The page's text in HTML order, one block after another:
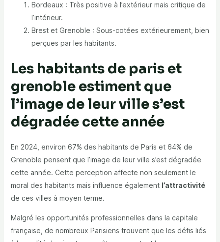
Bordeaux : Très positive à l’extérieur mais critique de
l’intérieur.
Brest et Grenoble : Sous-cotées extérieurement, bien
perçues par les habitants.
Les habitants de paris et
grenoble estiment que
l’image de leur ville s’est
dégradée cette année
En 2024, environ 67% des habitants de Paris et 64% de
Grenoble pensent que l’image de leur ville s’est dégradée
cette année. Cette perception affecte non seulement le
moral des habitants mais influence également l’attractivité
de ces villes à moyen terme.
Malgré les opportunités professionnelles dans la capitale
française, de nombreux Parisiens trouvent que les défis liés